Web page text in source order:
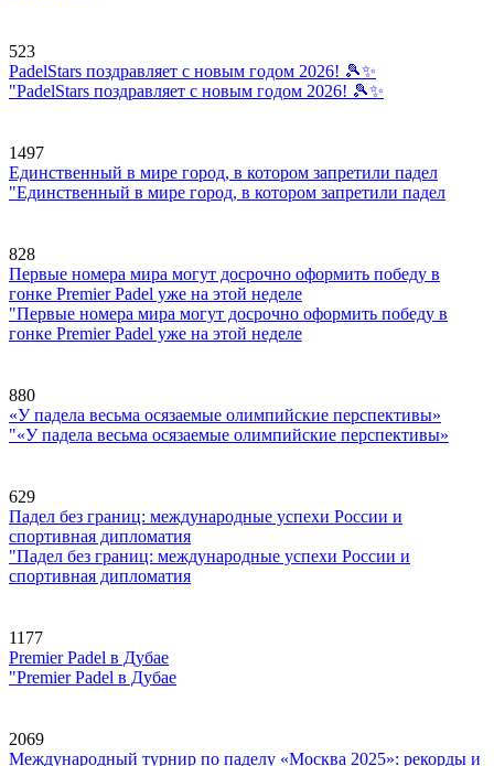
523
PadelStars поздравляет с новым годом 2026! 🎾✨
"PadelStars поздравляет с новым годом 2026! 🎾✨
1497
Единственный в мире город, в котором запретили падел
"Единственный в мире город, в котором запретили падел
828
Первые номера мира могут досрочно оформить победу в
гонке Premier Padel уже на этой неделе
"Первые номера мира могут досрочно оформить победу в
гонке Premier Padel уже на этой неделе
880
«У падела весьма осязаемые олимпийские перспективы»
"«У падела весьма осязаемые олимпийские перспективы»
629
Падел без границ: международные успехи России и
спортивная дипломатия
"Падел без границ: международные успехи России и
спортивная дипломатия
1177
Premier Padel в Дубае
"Premier Padel в Дубае
2069
Международный турнир по паделу «Москва 2025»: рекорды и